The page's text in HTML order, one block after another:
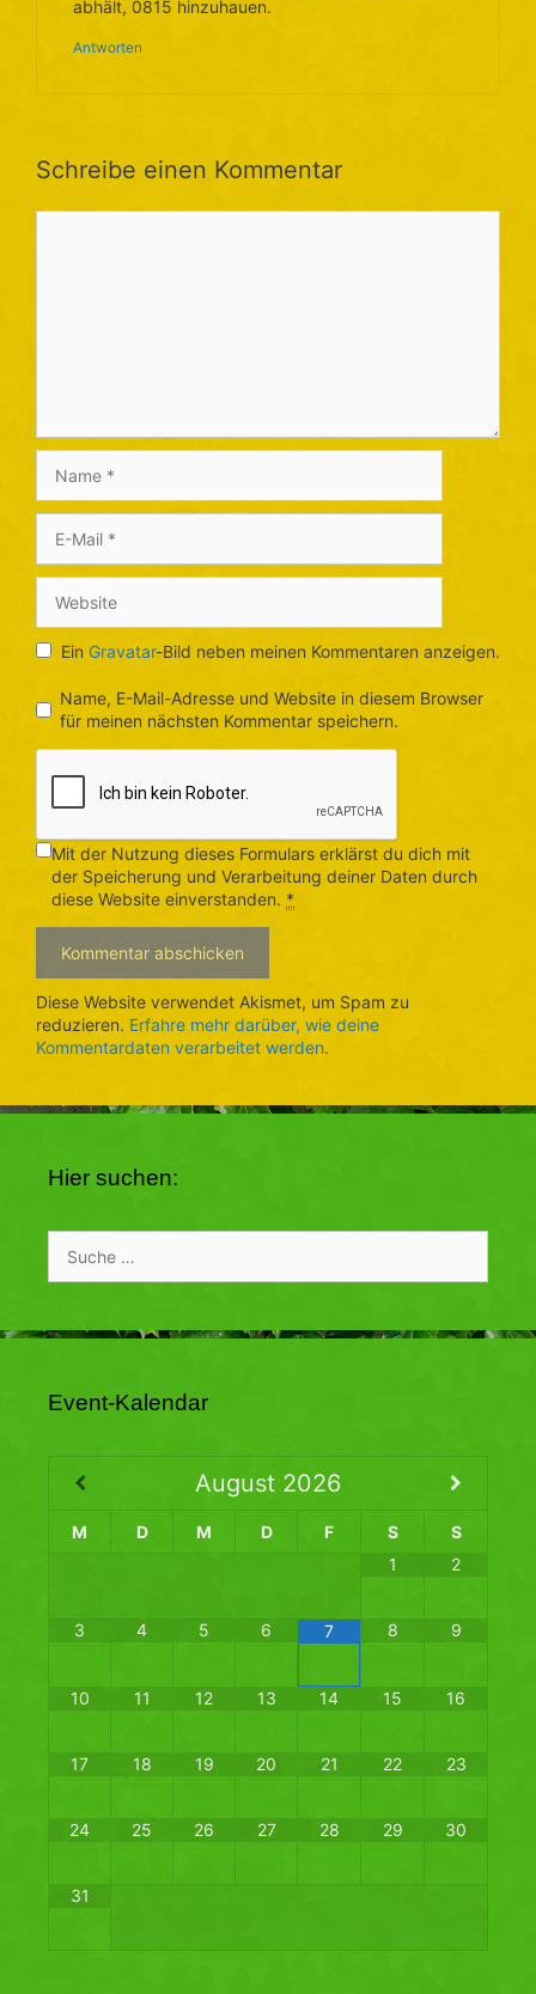
abhält, 0815 hinzuhauen.
Antworten
Schreibe einen Kommentar
Mail
Ein Gravatar-Bild neben meinen Kommentaren anzeigen.
Name, E-Mail-Adresse und Website in diesem Browser
für meinen nächsten Kommentar speichern.
Mit der Nutzung dieses Formulars erklärst du dich mit
der Speicherung und Verarbeitung deiner Daten durch
diese Website einverstanden. *
Diese Website verwendet Akismet, um Spam zu
reduzieren. Erfahre mehr darüber, wie deine
Kommentardaten verarbeitet werden.
Hier suchen:
nach:
Event-Kalendar
August 2026
M D M D F S
S
1
2
3 4 5 6 7 8 9
10 11 12 13 14 15 16
17 18 19 20 21 22 23
24 25 26 27 28 29 30
31